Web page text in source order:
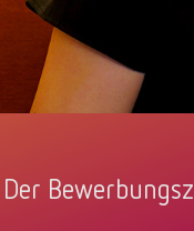
Der